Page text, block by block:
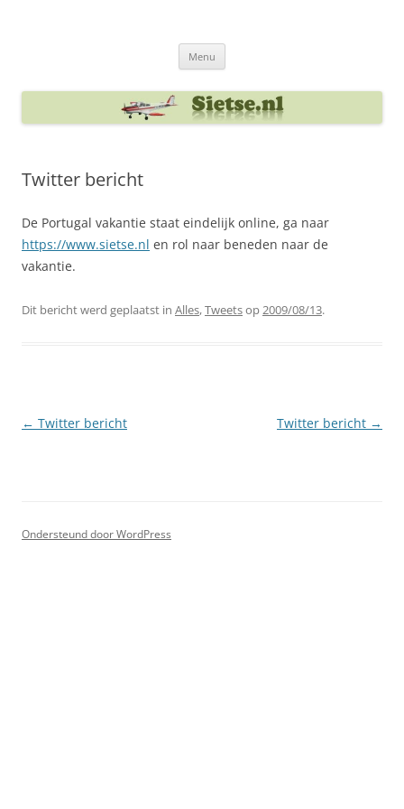
Menu
Twitter bericht
De Portugal vakantie staat eindelijk online, ga naar
https://www.sietse.nl en rol naar beneden naar de
vakantie.
Dit bericht werd geplaatst in Alles,Tweetsop2009/08/13.
Berichtnavigatie
← Twitter bericht Twitter bericht →
Ondersteund door WordPress